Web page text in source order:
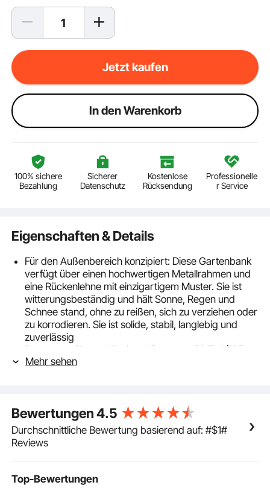
Jetzt kaufen
ln den Warenkorb
100% sichere
Bezahlung
Sicherer
Datenschutz
Kostenlose
Rücksendung
Professionelle
r Service
Eigenschaften & Details
Für den Außenbereich konzipiert: Diese Gartenbank
verfügt über einen hochwertigen Metallrahmen und
eine Rückenlehne mit einzigartigem Muster. Sie ist
witterungsbeständig und hält Sonne, Regen und
Schnee stand, ohne zu reißen, sich zu verziehen oder
zu korrodieren. Sie ist solide, stabil, langlebig und
zuverlässig
Bequemes Sitzen: Mit einer Länge von 50 Zoll (127
cm) und einer Tragkraft von bis zu 550 lbs (250 kg)
Rückenlehne und Armlehnen eine natürlichere und
offenere Haltung fördern
Sanftes Gleiten: Genießen Sie sanfte Hin- und
in Ihren Garten, auf Ihre Veranda oder in Ihr Garten-
Mehr sehen
Bewertungen4.5
Durchschnittliche Bewertung basierend auf: #$1#
Reviews
Top-Bewertungen